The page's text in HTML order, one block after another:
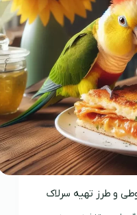
و طرز تهیه سرلاک